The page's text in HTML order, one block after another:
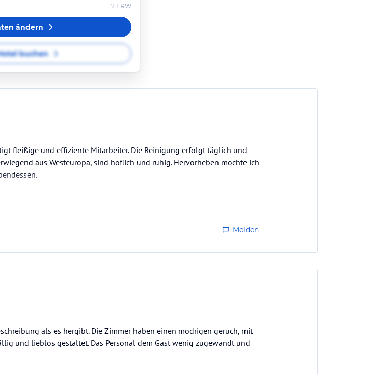
2 ERW
ändern
buchen
fleißige und effiziente Mitarbeiter. Die Reinigung erfolgt täglich und
aus Westeuropa, sind höflich und ruhig. Hervorheben möchte ich
Melden
als es hergibt. Die Zimmer haben einen modrigen geruch, mit
und lieblos gestaltet. Das Personal dem Gast wenig zugewandt und